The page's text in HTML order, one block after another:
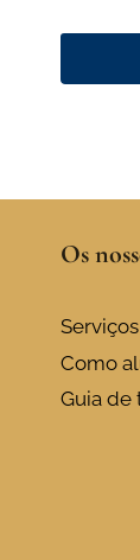
Os
Serviços
Como
Guia de